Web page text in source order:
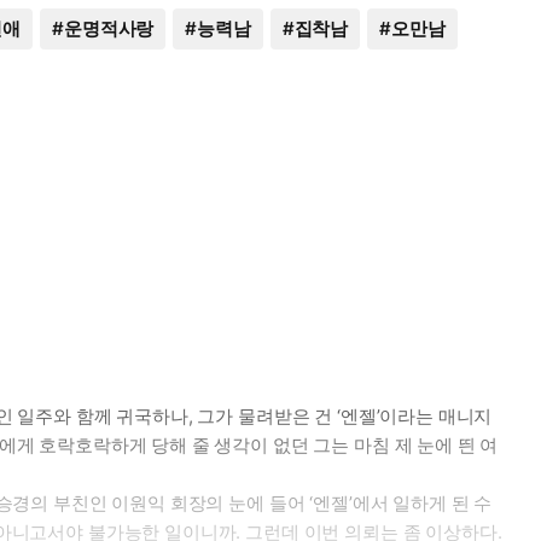
#운명적사랑 #능력남 #집착남 #오만남
주와 함께 귀국하나, 그가 물려받은 건 ‘엔젤’이라는 매니지
호락호락하게 당해 줄 생각이 없던 그는 마침 제 눈에 띈 여
의 부친인 이원익 회장의 눈에 들어 ‘엔젤’에서 일하게 된 수
고서야 불가능한 일이니까. 그런데 이번 의뢰는 좀 이상하다.